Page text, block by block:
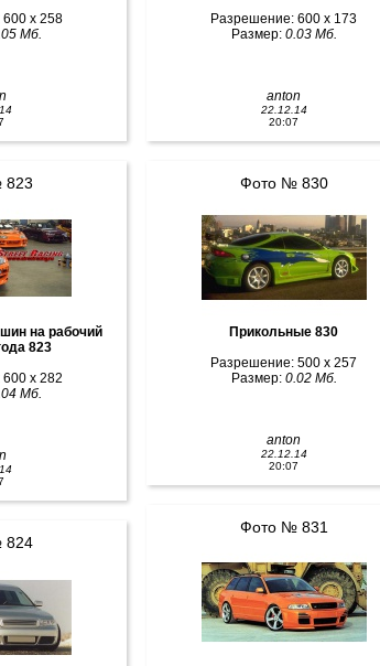
x 258
Мб.
на рабочий
823
x 282
Мб.
824
Разрешение: 600 x 173
Размер: 0.03 Мб.
anton
22.12.14
20:07
Фото № 830
Прикольные 830
Разрешение: 500 x 257
Размер: 0.02 Мб.
anton
22.12.14
20:07
Фото № 831